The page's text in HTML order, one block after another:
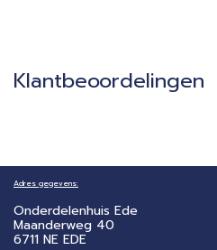
Klantbeoordelingen
Adres gegevens:
Onderdelenhuis Ede
Maanderweg 40
6711 NE EDE